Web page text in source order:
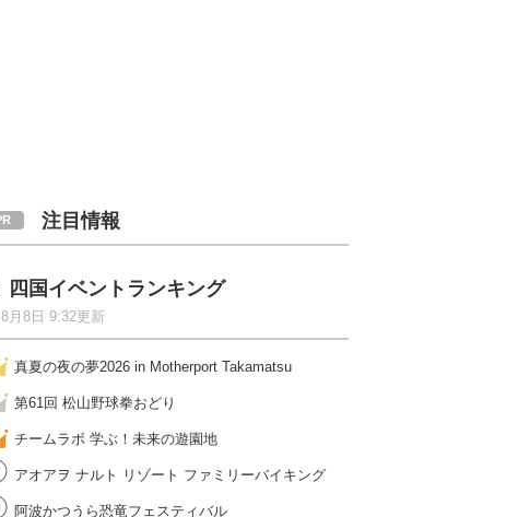
注目情報
四国イベントランキング
8月8日 9:32更新
真夏の夜の夢2026 in Motherport Takamatsu
第61回 松山野球拳おどり
チームラボ 学ぶ！未来の遊園地
アオアヲ ナルト リゾート ファミリーバイキング
阿波かつうら恐竜フェスティバル